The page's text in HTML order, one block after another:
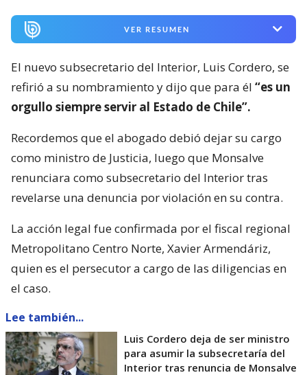
VER RESUMEN
El nuevo subsecretario del Interior, Luis Cordero, se
refirió a su nombramiento y dijo que para él “es un
orgullo siempre servir al Estado de Chile”.
Recordemos que el abogado debió dejar su cargo
como ministro de Justicia, luego que Monsalve
renunciara como subsecretario del Interior tras
revelarse una denuncia por violación en su contra.
La acción legal fue confirmada por el fiscal regional
Metropolitano Centro Norte, Xavier Armendáriz,
quien es el persecutor a cargo de las diligencias en
el caso.
Lee también...
Luis Cordero deja de ser ministro
para asumir la subsecretaría del
Interior tras renuncia de Monsalve